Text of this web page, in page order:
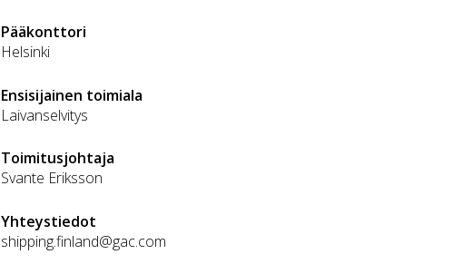
Pääkonttori
Helsinki
Ensisijainen toimiala
Laivanselvitys
Toimitusjohtaja
Svante Eriksson
Yhteystiedot
shipping.finland@gac.com